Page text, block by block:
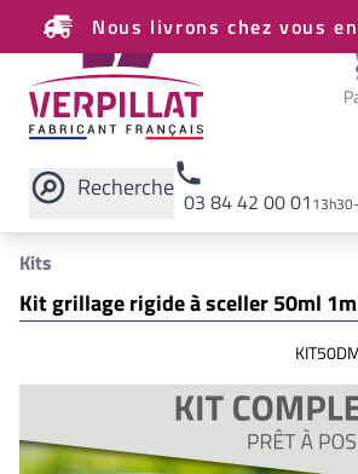
Nous livrons chez vous
Recherche 03 84 42 00 01
Rechercher sur le site
Kits
Kit grillage rigide à sceller 50ml